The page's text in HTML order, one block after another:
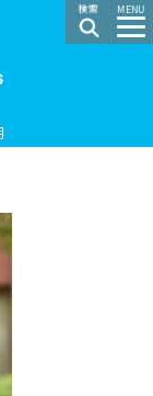
MENU